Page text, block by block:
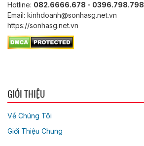
Hotline: 082.6666.678 - 0396.798.798
Email: kinhdoanh@sonhasg.net.vn
https://sonhasg.net.vn
GIỚI THIỆU
Về Chúng Tôi
Giới Thiệu Chung